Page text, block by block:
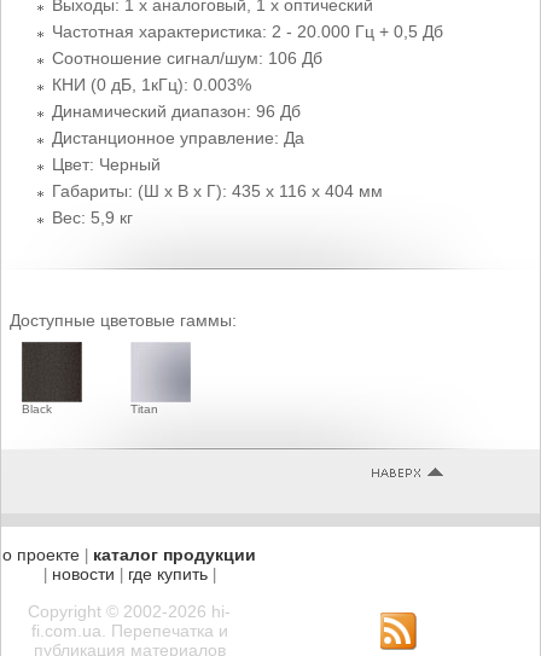
Выходы: 1 x аналоговый, 1 x оптический
Частотная характеристика: 2 - 20.000 Гц + 0,5 Дб
Соотношение сигнал/шум: 106 Дб
КНИ (0 дБ, 1кГц): 0.003%
Динамический диапазон: 96 Дб
Дистанционное управление: Да
Цвет: Черный
Габариты: (Ш x В x Г): 435 x 116 x 404 мм
Вес: 5,9 кг
Доступные цветовые гаммы:
Black Titan
о проекте каталог продукции
новости где купить|
Copyright © 2002-2026 hi-
fi.com.ua. Перепечатка и
публикация материалов